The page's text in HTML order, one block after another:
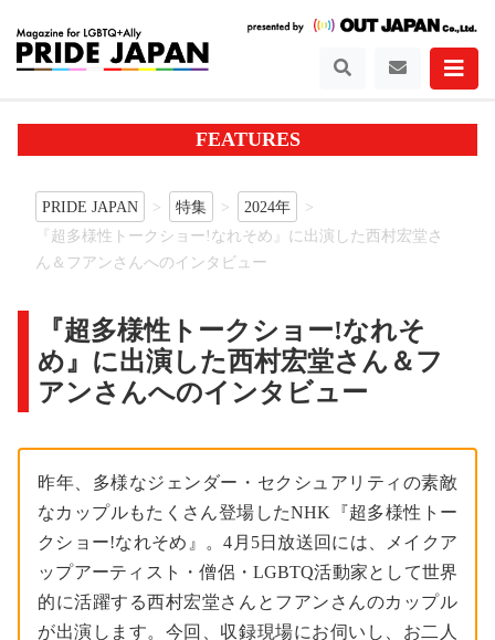
FEATURES
PRIDE JAPAN 特集
2024年
『超多様性トークショー!なれそめ』に出演した西村宏堂さ
ん＆フアンさんへのインタビュー
『超多様性トークショー!なれそ
め』に出演した西村宏堂さん＆フ
アンさんへのインタビュー
昨年、多様なジェンダー・セクシュアリティの素敵
なカップルもたくさん登場したNHK『超多様性トー
クショー!なれそめ』。4月5日放送回には、メイクア
ップアーティスト・僧侶・LGBTQ活動家として世界
的に活躍する西村宏堂さんとフアンさんのカップル
が出演します。今回、収録現場にお伺いし、お二人